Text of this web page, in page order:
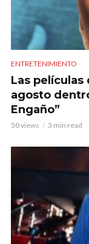
ENTRETENIMIENTO
Las
agosto
Engaño”
50 views 3 min read